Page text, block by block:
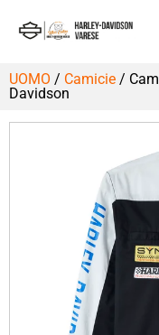
UOMO / Camicie /
Davidson